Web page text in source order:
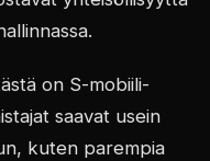
on S-mobiili-
saavat usein
kuten parempia